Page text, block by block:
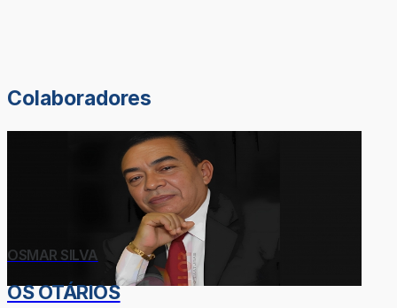
Colaboradores
OSMAR SILVA
OS OTÁRIOS